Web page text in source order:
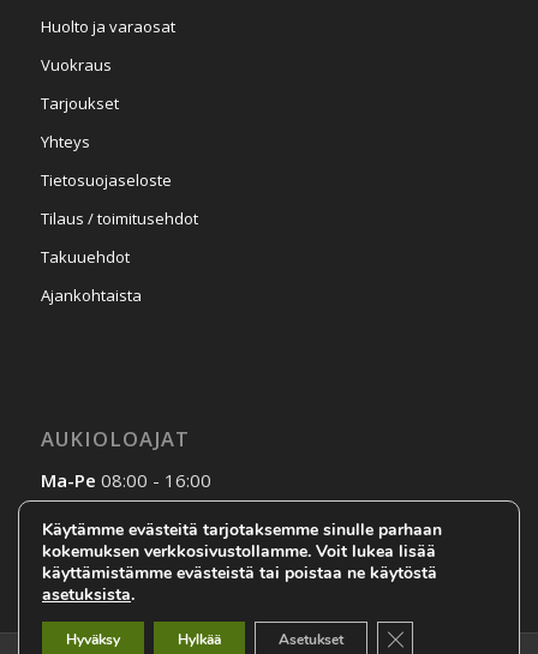
Huolto ja varaosat
Vuokraus
Tarjoukset
Yhteys
Tietosuojaseloste
Tilaus / toimitusehdot
Takuuehdot
Ajankohtaista
AUKIOLOAJAT
Ma-Pe 08:00 - 16:00
La-SuSopimuksen mukaan
Käytämme evästeitä tarjotaksemme sinulle parhaan
kokemuksen verkkosivustollamme. Voit lukea lisää
käyttämistämme evästeistä tai poistaa ne käytöstä
asetuksista.
Hyväksy Hylkää Asetukset Sulje evästebanneri